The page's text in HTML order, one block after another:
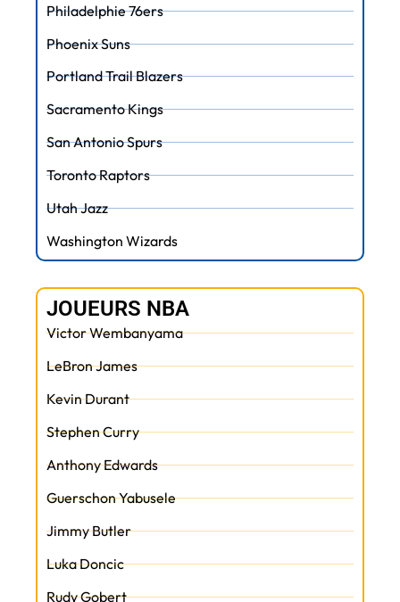
Philadelphie 76ers
Phoenix Suns
Portland Trail Blazers
Sacramento Kings
San Antonio Spurs
Toronto Raptors
Utah Jazz
Washington Wizards
JOUEURS NBA
Victor Wembanyama
LeBron James
Kevin Durant
Stephen Curry
Anthony Edwards
Guerschon Yabusele
Jimmy Butler
Luka Doncic
Rudy Gobert